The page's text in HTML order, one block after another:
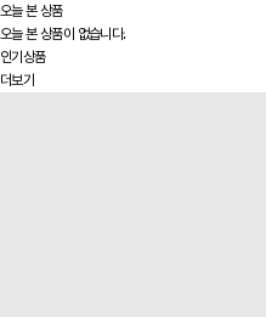
오늘 본 상품
오늘 본 상품이 없습니다.
인기상품
더보기